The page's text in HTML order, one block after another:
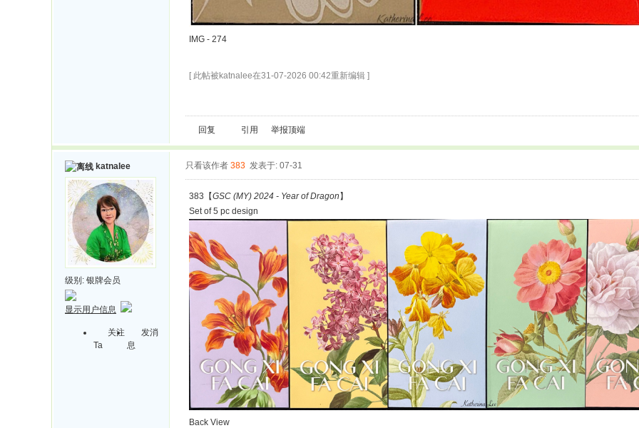
IMG - 274
[ 此帖被katnalee在31-07-2026 00:42重新编辑 ]
回复 引用 举报顶端
katnalee
级别: 银牌会员
显示用户信息
关注
Ta
发消
息
只看该作者 383 发表于: 07-31
383【GSC (MY) 2024 - Year of Dragon 】
Set of 5 pc design
Back View